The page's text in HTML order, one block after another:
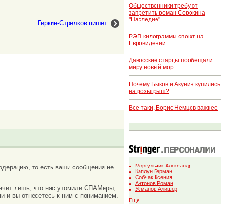
Гиркин-Стрелков пишет
то есть ваши сообщения не
лишь, что нас утомили СПАМеры,
и вы отнесетесь к ним с пониманием.
Общественники требуют
запретить роман Сорокина
"Наследие"
РЭП-килограммы споют на
Евровидении
Давосские старцы пообещали
миру новый мор
Почему Быков и Акунин купились
на розыгрыш?
Все-таки, Борис Немцов важнее
..
Моргульчик Александр
Каплун Герман
Собчак Ксения
Антонов Роман
Усманов Алишер
Еще…